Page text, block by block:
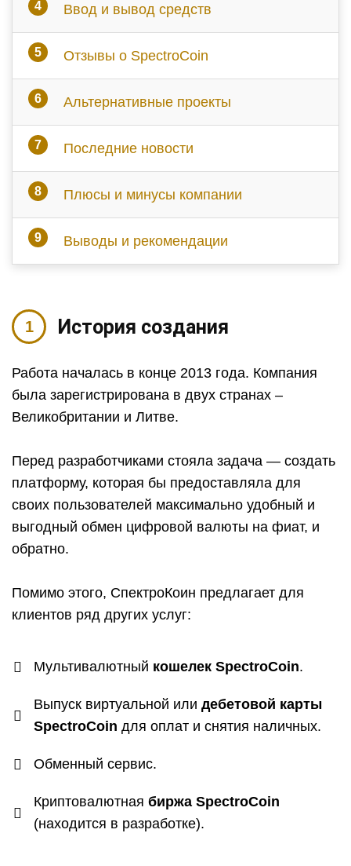
Ввод и вывод средств
Отзывы о SpectroCoin
Альтернативные проекты
Последние новости
Плюсы и минусы компании
Выводы и рекомендации
История создания
Работа началась в конце 2013 года. Компания
была зарегистрирована в двух странах –
Великобритании и Литве.
Перед разработчиками стояла задача — создать
платформу, которая бы предоставляла для
своих пользователей максимально удобный и
выгодный обмен цифровой валюты на фиат, и
обратно.
Помимо этого, СпектроКоин предлагает для
клиентов ряд других услуг:
Мультивалютный кошелек SpectroCoin.
Выпуск виртуальной или дебетовой карты
SpectroCoin для оплат и снятия наличных.
Обменный сервис.
Криптовалютная биржа SpectroCoin
(находится в разработке).